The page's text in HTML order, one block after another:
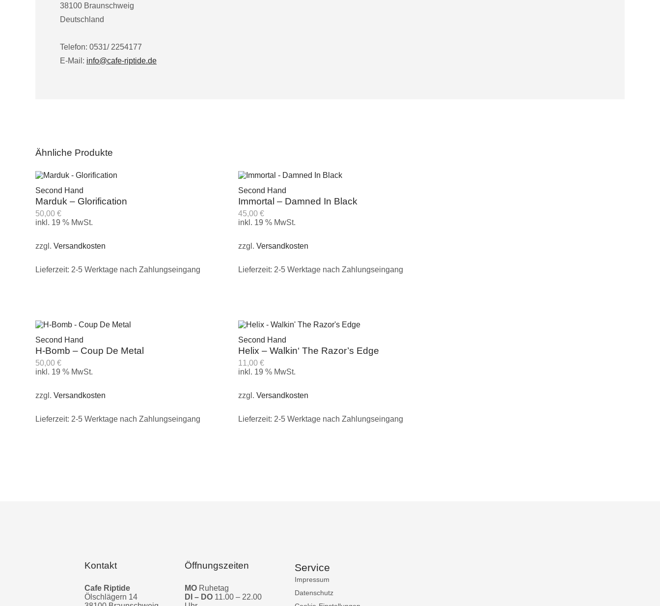
38100 Braunschweig
Deutschland
Telefon: 0531/ 2254177
E-Mail: info@cafe-riptide.de
Ähnliche Produkte
Second Hand
Marduk – Glorification
50,00 €
inkl. 19 % MwSt.
zzgl. Versandkosten
Lieferzeit: 2-5 Werktage nach Zahlungseingang
Second Hand
Immortal – Damned In Black
45,00€
inkl. 19 % MwSt.
zzgl.Versandkosten
Lieferzeit: 2-5 Werktage nach Zahlungseingang
Second Hand
H-Bomb – Coup De Metal
50,00 €
inkl. 19 % MwSt.
zzgl. Versandkosten
Lieferzeit: 2-5 Werktage nach Zahlungseingang
Second Hand
Helix – Walkin‘ The Razor’s Edge
11,00€
inkl. 19 % MwSt.
zzgl.Versandkosten
Lieferzeit: 2-5 Werktage nach Zahlungseingang
Kontakt
Cafe Riptide
Ölschlägern 14
Öffnungszeiten
MO Ruhetag
DI – DO 11.00 – 22.00
Service
Impressum
Datenschutz